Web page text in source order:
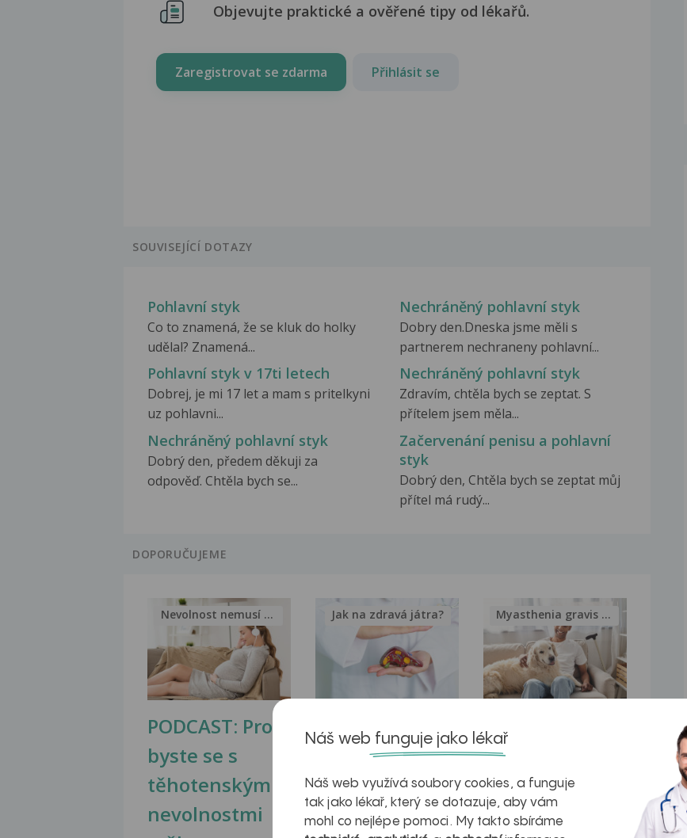
Objevujte praktické a ověřené tipy od lékařů.
Zaregistrovat se zdarma Přihlásit se
SOUVISEJÍCÍ DOTAZY
Pohlavní styk
Co to znamená, že se kluk do holky
udělal? Znamená...
Nechráněný pohlavní styk
Dobry den.Dneska jsme měli s
partnerem nechraneny pohlavní...
Pohlavní styk v 17ti letech
Dobrej, je mi 17 let a mam s pritelkyni
uz pohlavni...
Nechráněný pohlavní styk
Zdravím, chtěla bych se zeptat. S
přítelem jsem měla...
Nechráněný pohlavní styk
Dobrý den, předem děkuji za
odpověď. Chtěla bych se...
Začervenání penisu a pohlavní
styk
Dobrý den, Chtěla bych se zeptat můj
přítel má rudý...
DOPORUČUJEME
PODCAST: Proč
byste se s
těhotenskými
nevolnostmi
Nevolnost nemusí být nutnou...
Ztukovatění
jater v datech a
obrazech
Jak na zdravá játra?
Inovativní
léčba
myastenie –
naděje pro ty,
Myasthenia gravis – vše, co...
Náš web funguje jako lékař
Náš web využívá soubory cookies, a funguje
tak jako lékař, který se dotazuje, aby vám
mohl co nejlépe pomoci. My takto sbíráme